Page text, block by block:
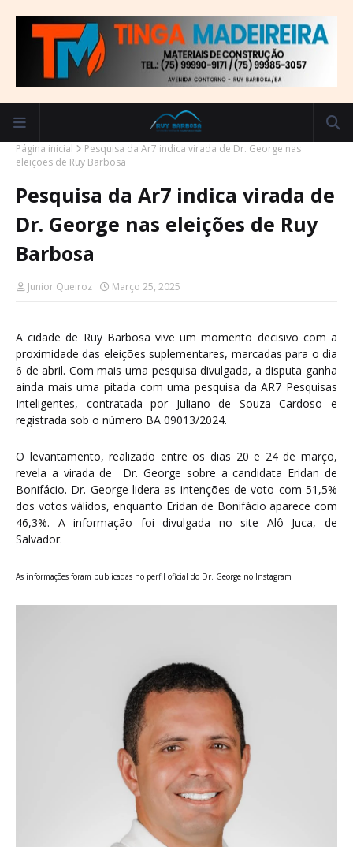
Página inicial
Pesquisa da Ar7 indica virada de Dr. George nas
eleições de Ruy Barbosa
Pesquisa da Ar7 indica virada de
Dr. George nas eleições de Ruy
Barbosa
Junior Queiroz Março 25, 2025
A cidade de Ruy Barbosa vive um momento decisivo com a
proximidade das eleições suplementares, marcadas para o dia
6 de abril. Com mais uma pesquisa divulgada, a disputa ganha
ainda mais uma pitada com uma pesquisa da AR7 Pesquisas
Inteligentes, contratada por Juliano de Souza Cardoso e
registrada sob o número BA 09013/2024.
O levantamento, realizado entre os dias 20 e 24 de março,
revela a virada de Dr. George sobre a candidata Eridan de
Bonifácio. Dr. George lidera as intenções de voto com 51,5%
dos votos válidos, enquanto Eridan de Bonifácio aparece com
46,3%. A informação foi divulgada no site Alô Juca, de
Salvador.
As informações foram publicadas no perfil oficial do Dr. George no Instagram